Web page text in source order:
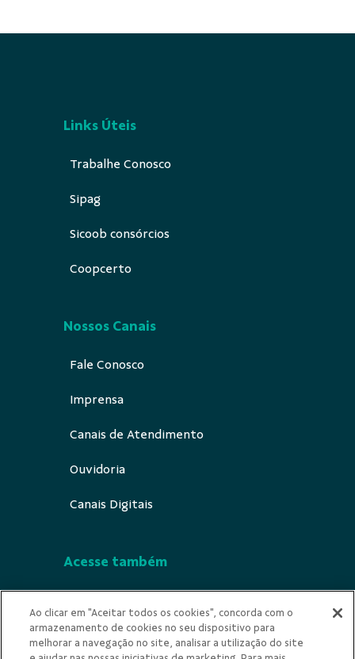
Links Úteis
Trabalhe Conosco
Sipag
Sicoob consórcios
Coopcerto
Nossos Canais
Fale Conosco
Imprensa
Canais de Atendimento
Ouvidoria
Canais Digitais
Acesse também
Indícios de Ilicitude
Ao clicar em "Aceitar todos os cookies", concorda com o
armazenamento de cookies no seu dispositivo para
melhorar a navegação no site, analisar a utilização do site